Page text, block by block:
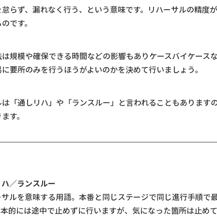
らず、漏れなく行う、という意味です。リハーサルの精度
です。
規模や確保できる時間などの影響もありケースバイケース
要所のみを行うほうがよいのかを決めて行いましょう。
「通しリハ」や「ランスルー」と言われることもあります
す。
／ランスルー
ルを意味する用語。本番と同じステージで同じ進行手順で
的には途中で止めずに行いますが、気になった箇所は止め